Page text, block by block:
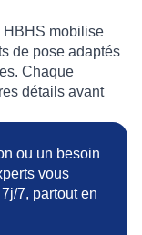
HBHS mobilise
de pose adaptés
Chaque
détails avant
ou un besoin
vous
7, partout en